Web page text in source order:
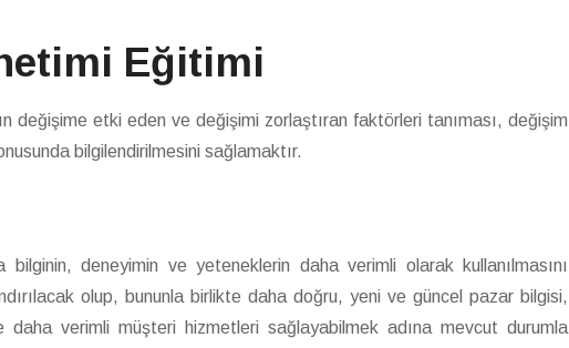
Eğitimi
değişime etki eden ve değişimi zorlaştıran faktörleri tanıması, değişim
bilgilendirilmesini sağlamaktır.
deneyimin ve yeteneklerin daha verimli olarak kullanılmasını
olup, bununla birlikte daha doğru, yeni ve güncel pazar bilgisi,
verimli müşteri hizmetleri sağlayabilmek adına mevcut durumla